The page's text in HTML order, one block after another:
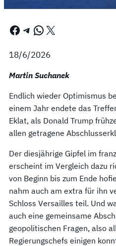
Facebook Telegram WhatsApp X
18/6/2026
Martin Suchanek
Endlich wieder Optimismus
einem Jahr endete das
Eklat, als Donald Trump
allen getragene
Der diesjährige Gipfel im
erscheint im Vergleich dazu
von Beginn bis zum Ende
nahm auch am extra für ihn
Schloss Versailles teil. Und
auch eine gemeinsame
geopolitischen Fragen, also
Regierungschefs einigen